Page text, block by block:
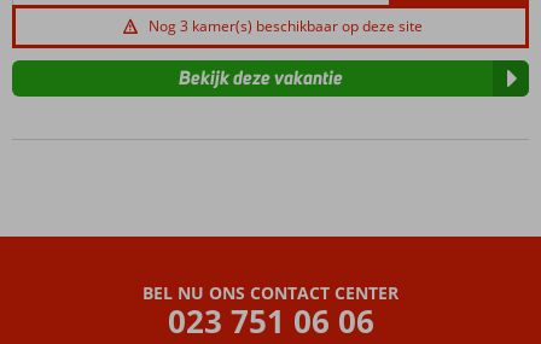
Nog 3 kamer(s) beschikbaar op deze site
Bekijk deze vakantie
BEL NU ONS CONTACT CENTER
023 751 06 06